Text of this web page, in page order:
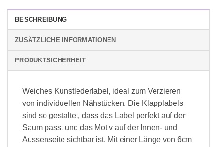
BESCHREIBUNG
ZUSÄTZLICHE INFORMATIONEN
PRODUKTSICHERHEIT
Weiches Kunstlederlabel, ideal zum Verzieren
von individuellen Nähstücken. Die Klapplabels
sind so gestaltet, dass das Label perfekt auf den
Saum passt und das Motiv auf der Innen- und
Aussenseite sichtbar ist. Mit einer Länge von 6cm